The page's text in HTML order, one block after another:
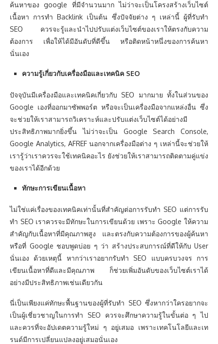
ค้นหาของ google ที่มีจำนวนมาก ไม่ว่าจะเป็นโครงสร้างเว็บไซต์
เนื้อหา การทำ Backlink เป็นต้น ซึ่งปัจจัยต่าง ๆ เหล่านี้ ผู้ที่รับทำ
SEO ควรจะรู้และนำไปปรับแต่งเว็บไซต์ของเราให้ตรงกับความ
ต้องการ เพื่อให้ได้มีอันดับที่ดีขึ้น หรือติดหน้าหนึ่งของการค้นหา
นั่นเอง
ความรู้เกี่ยวกับเครื่องมือและเทคนิค SEO
ปัจจุบันมีเครื่องมือและเทคนิคเกี่ยวกับ SEO มากมาย ทั้งในส่วนของ
Google เองที่ออกมาซัพพอร์ต หรือจะเป็นเครื่องมือจากแหล่งอื่น ซึ่ง
จะช่วยให้เราสามารถวิเคราะห์และปรับแต่งเว็บไซต์ได้อย่างมี
ประสิทธิภาพมากยิ่งขึ้น ไม่ว่าจะเป็น Google Search Console,
Google Analytics, AFREF นอกจากเครื่องมือต่าง ๆ เหล่านี้จะช่วยให้
เรารู้ว่าเราควรจะใช้เทคนิคอะไร ยังช่วยให้เราสามารถติดตามคู่แข่ง
ของเราได้อีกด้วย
ทักษะการเขียนเนื้อหา
ไม่ใช่แค่เรื่องของเทคนิคเท่านั้นที่สำคัญต่อการรับทำ SEO แต่การรับ
ทำ SEO เราควรจะมีทักษะในการเขียนด้วย เพราะ Google ให้ความ
สำคัญกับเนื้อหาที่มีคุณภาพสูง และตรงกับความต้องการของผู้ค้นหา
หรือที่ Google ชอบพูดบ่อย ๆ ว่า สร้างประสบการณ์ที่ดีให้กับ User
นั่นเอง ด้วยเหตุนี้ หากว่าเราอยากรับทำ SEO แบบครบวงจร การ
เขียนเนื้อหาที่ดีและมีคุณภาพ ก็ช่วยเพิ่มอันดับของเว็บไซต์เราได้
อย่างมีประสิทธิภาพเช่นเดียวกัน
นี่เป็นเพียงแค่ทักษะพื้นฐานของผู้ที่รับทำ SEO ซึ่งหากว่าใครอยากจะ
เป็นผู้เชี่ยวชาญในการทำ SEO ควรจะศึกษาความรู้ในขั้นต่อ ๆ ไป
และควรที่จะอัปเดตความรู้ใหม่ ๆ อยู่เสมอ เพราะเทคโนโลยีและเท
รนด์มีการเปลี่ยนแปลงอยู่เสมอนั่นเอง